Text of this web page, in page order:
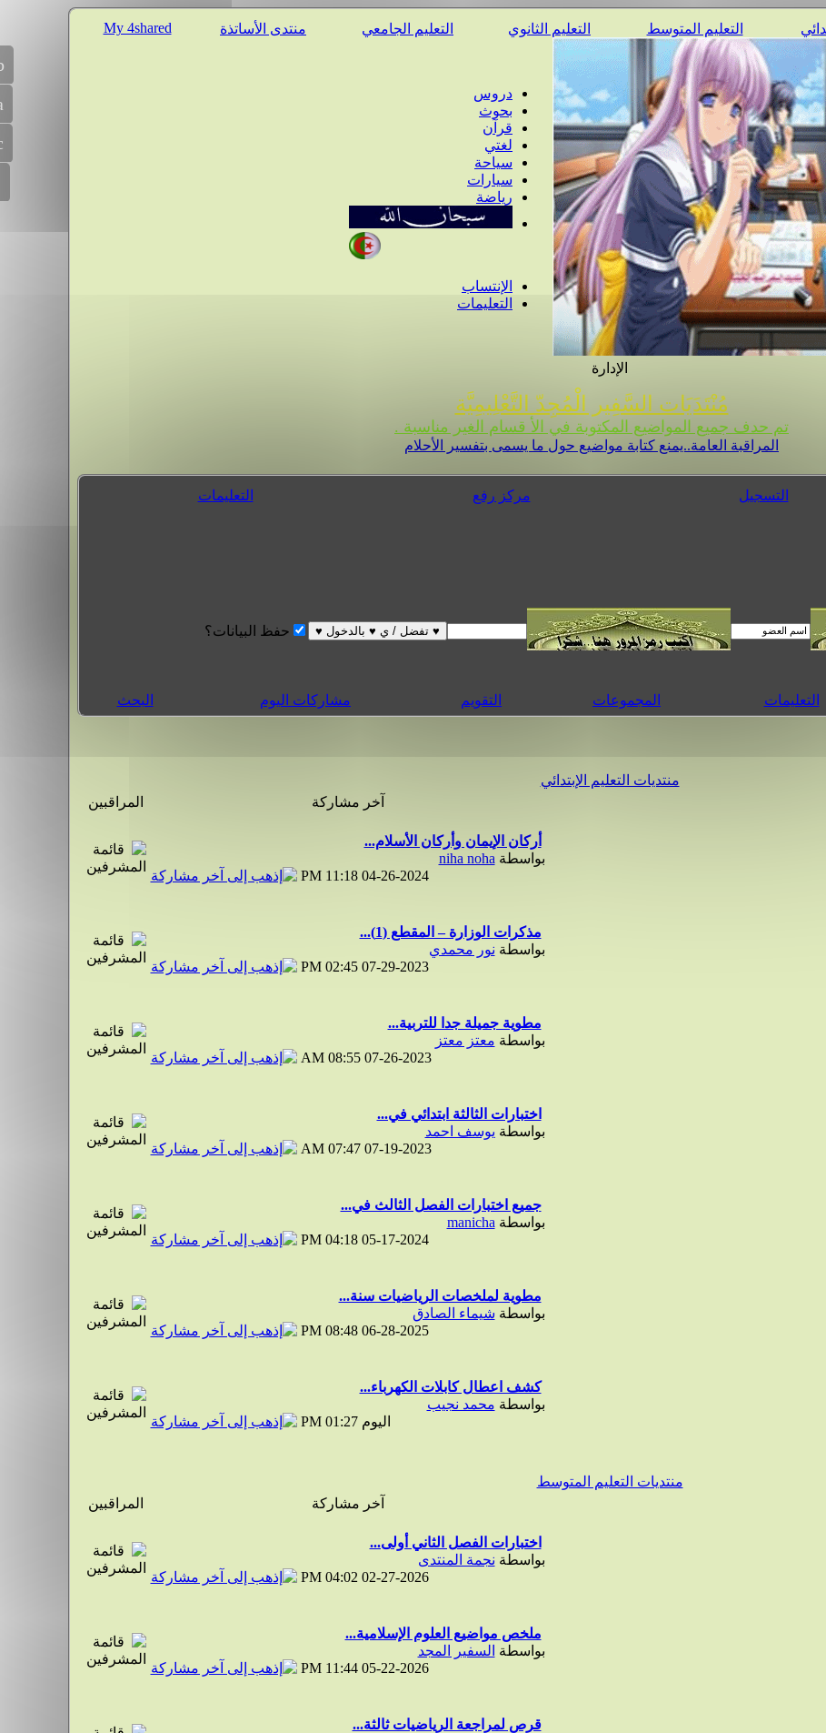
التعليم المتوسط التعليم الثانوي التعليم الجامعي منتدى الأساتذة My 4shared
دروس
بحوث
قرآن
لغتي
سياحة
سيارات
رياضة
الإنتساب
التعليمات
الإدارة
مُنْتَدَيَات السَّفِير الْمُجِدّ التَّعْلِيمِيَّة
تم حدف جميع المواضيع المكتوبة في الأ قسام الغير مناسبة .
المراقبة العامة..يمنع كتابة مواضيع حول ما يسمى بتفسير الأحلام
التسجيل مركز رفع التعليمات
حفظ البيانات؟
التعليمات المجموعات التقويم مشاركات اليوم البحث
منتديات التعليم الإبتدائي
آخر مشاركة
المراقبين
أركان الإيمان وأركان الأسلام...
بواسطة niha noha
04-26-2024
11:18 PM
مذكرات الوزارة – المقطع (1)...
بواسطة نور محمدي
07-29-2023
02:45 PM
مطوية جميلة جدا للتربية...
بواسطة معتز معتز
07-26-2023
08:55 AM
اختبارات الثالثة ابتدائي في...
بواسطة يوسف احمد
07-19-2023
07:47 AM
جميع اختبارات الفصل الثالث في...
بواسطة manicha
05-17-2024
04:18 PM
مطوية لملخصات الرياضيات سنة...
بواسطة شيماء الصادق
06-28-2025
08:48 PM
كشف اعطال كابلات الكهرباء...
بواسطة محمد نجيب
اليوم01:27 PM
منتديات التعليم المتوسط
آخر مشاركة
المراقبين
اختبارات الفصل الثاني أولى...
بواسطة نجمة المنتدى
02-27-2026
04:02 PM
ملخص مواضيع العلوم الإسلامية...
بواسطة السفير المجد
05-22-2026
11:44 PM
قرص لمراجعة الرياضيات ثالثة...